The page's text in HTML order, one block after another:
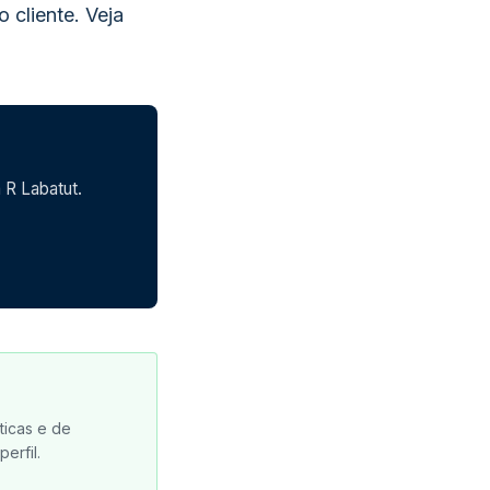
cliente. Veja
Labatut.
e de